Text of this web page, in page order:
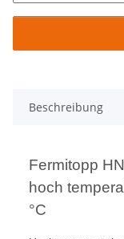
Beschreibung
Fermitopp
hoch
°C